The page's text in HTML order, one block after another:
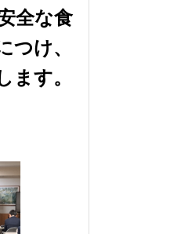
全な食
つけ、
ます。